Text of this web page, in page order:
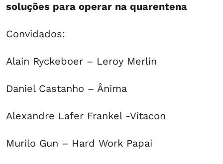
soluções para operar na quarentena
Convidados:
Alain Ryckeboer – Leroy Merlin
Daniel Castanho – Ânima
Alexandre Lafer Frankel -Vitacon
Murilo Gun – Hard Work Papai